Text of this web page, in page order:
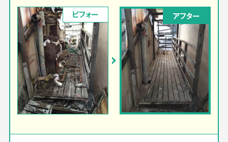
ビフォー アフター